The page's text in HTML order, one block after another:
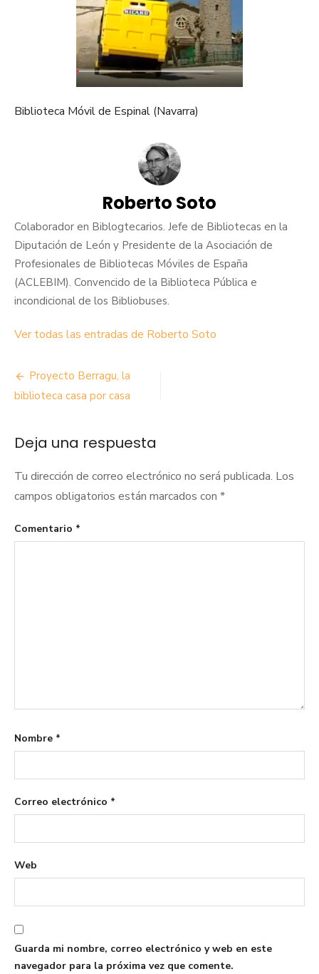
Biblioteca Móvil de Espinal (Navarra)
Roberto Soto
Colaborador en Biblogtecarios. Jefe de Bibliotecas en la
Diputación de León y Presidente de la Asociación de
Profesionales de Bibliotecas Móviles de España
(ACLEBIM). Convencido de la Biblioteca Pública e
incondicional de los Bibliobuses.
Ver todas las entradas de Roberto Soto
Navegación
de
Proyecto Berragu, la
biblioteca casa por casa
Deja una respuesta
Tu dirección de correo electrónico no será publicada. Los
campos obligatorios están marcados con *
Comentario *
Nombre *
Correo electrónico *
Web
Guarda mi nombre, correo electrónico y web en este
navegador para la próxima vez que comente.